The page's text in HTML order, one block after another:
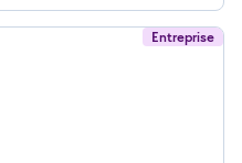
Entreprise